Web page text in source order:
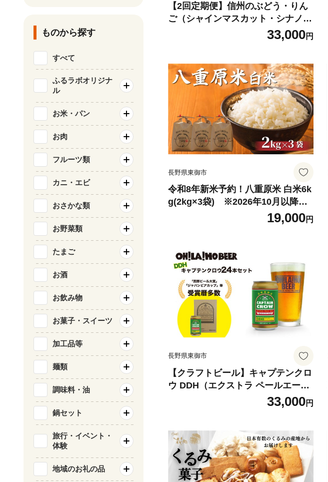
【2回定期便】信州のぶどう・りん
ご（シャインマスカット・シナノス
イート）｜JA信州うえだ農業協同
33,000円
長野県東御市
令和8年新米予約！八重原米 白米6k
g(2kg×3袋) ※2026年10月以降順
次発送｜笹屋農園「農薬削減長野県
認証取得」特A米 コシヒカリ
19,000円
長野県東御市
【クラフトビール】キャプテンクロ
ウ DDH（エクストラ ペールエー
ール 地ビール ブルワリー ※長野県
33,000円
ものから探す
すべて
ふるラボオリジナ
ル
お米・パン
お肉
フルーツ類
カニ・エビ
おさかな類
お野菜類
たまご
お酒
お飲み物
お菓子・スイーツ
加工品等
麺類
調味料・油
鍋セット
旅行・イベント・
体験
地域のお礼の品